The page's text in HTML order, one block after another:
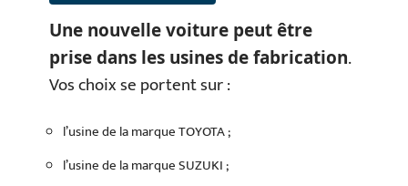
Une nouvelle voiture peut être
prise dans les usines de fabrication.
Vos choix se portent sur :
l’usine de la marque TOYOTA ;
l’usine de la marque SUZUKI ;